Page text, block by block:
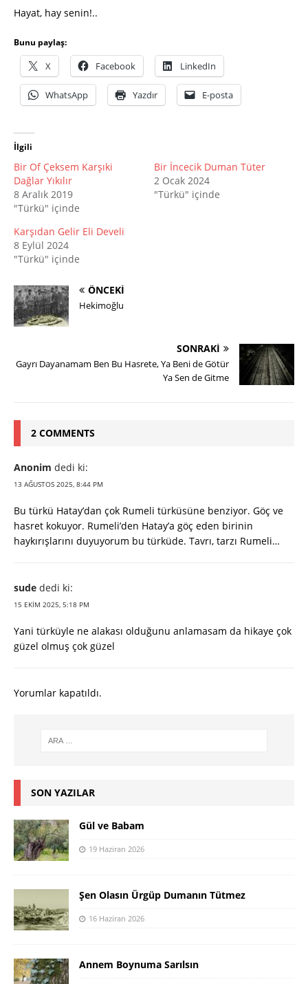
Hayat, hay senin!..
Bunu paylaş:
X Facebook LinkedIn
WhatsApp Yazdır E-posta
İlgili
Bir Of Çeksem Karşıki
Dağlar Yıkılır
8 Aralık 2019
"Türkü" içinde
Bir İncecik Duman Tüter
2 Ocak 2024
"Türkü" içinde
Karşıdan Gelir Eli Develi
8 Eylül 2024
"Türkü" içinde
ÖNCEKI
Hekimoğlu
SONRAKI
Gayrı Dayanamam Ben Bu Hasrete, Ya Beni de Götür
Ya Sen de Gitme
2 COMMENTS
Anonim dedi ki:
13 AĞUSTOS 2025, 8:44 PM
Bu türkü Hatay’dan çok Rumeli türküsüne benziyor. Göç ve
hasret kokuyor. Rumeli’den Hatay’a göç eden birinin
haykırışlarını duyuyorum bu türküde. Tavrı, tarzı Rumeli…
sude dedi ki:
15 EKIM 2025, 5:18 PM
Yani türküyle ne alakası olduğunu anlamasam da hikaye çok
güzel olmuş çok güzel
Yorumlar kapatıldı.
SON YAZILAR
Gül ve Babam
19 Haziran 2026
Şen Olasın Ürgüp Dumanın Tütmez
16 Haziran 2026
Annem Boynuma Sarılsın